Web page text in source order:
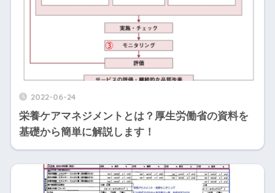
2022-06-24
栄養ケアマネジメントとは？厚生労働省の資料を
基礎から簡単に解説します！